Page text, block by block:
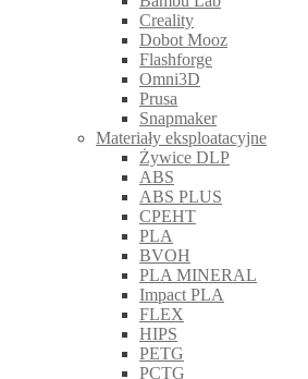
Creality
Dobot Mooz
Flashforge
Omni3D
Prusa
Snapmaker
Materiały eksploatacyjne
Żywice DLP
ABS
ABS PLUS
CPEHT
PLA
BVOH
PLA MINERAL
Impact PLA
FLEX
HIPS
PETG
PCTG